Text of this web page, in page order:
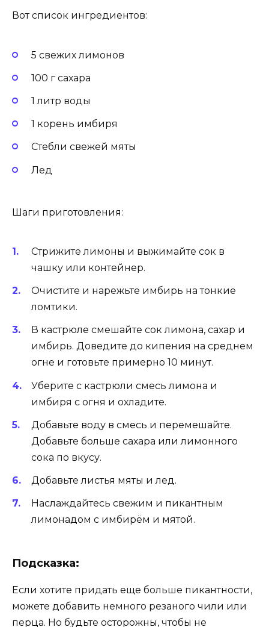
Вот список ингредиентов:
5 свежих лимонов
100 г сахара
1 литр воды
1 корень имбиря
Стебли свежей мяты
Лед
Шаги приготовления:
Стрижите лимоны и выжимайте сок в
чашку или контейнер.
Очистите и нарежьте имбирь на тонкие
ломтики.
В кастрюле смешайте сок лимона, сахар и
имбирь. Доведите до кипения на среднем
огне и готовьте примерно 10 минут.
Уберите с кастрюли смесь лимона и
имбиря с огня и охладите.
Добавьте воду в смесь и перемешайте.
Добавьте больше сахара или лимонного
сока по вкусу.
Добавьте листья мяты и лед.
Наслаждайтесь свежим и пикантным
лимонадом с имбирём и мятой.
Подсказка:
Если хотите придать еще больше пикантности,
можете добавить немного резаного чили или
перца. Но будьте осторожны, чтобы не